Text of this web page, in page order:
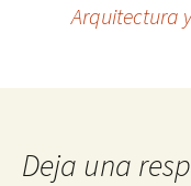
Arquitectura
Deja una